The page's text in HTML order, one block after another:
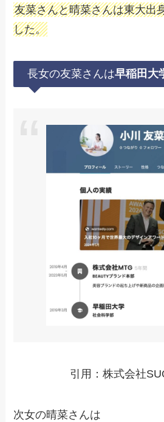
友菜さんと晴菜さんは東大出
した。
長女の友菜さんは早稲田大
引用：株式会社
次女の晴菜さんは